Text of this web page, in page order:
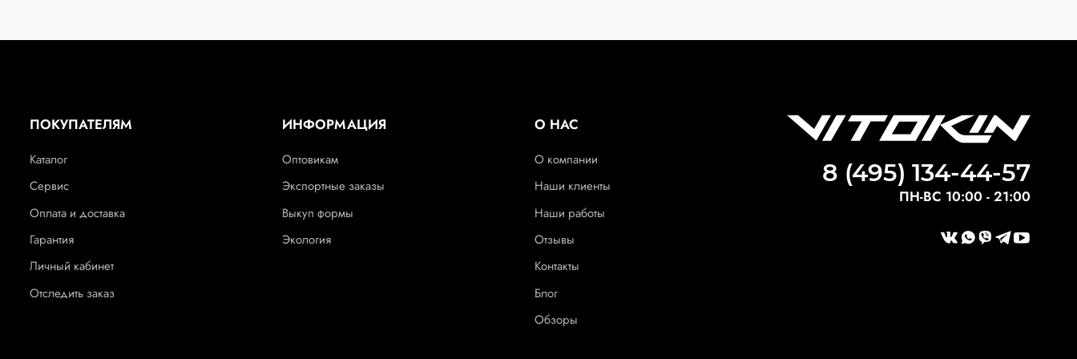
ПОКУПАТЕЛЯМ
Каталог
Сервис
Оплата и доставка
Гарантия
Личный кабинет
Отследить заказ
ИНФОРМАЦИЯ
Оптовикам
Экспортные заказы
Выкуп формы
Экология
О НАС
О компании
Наши клиенты
Наши работы
Отзывы
Контакты
Блог
Обзоры
8 (495) 134-44-57
ПН-ВС 10:00 - 21:00